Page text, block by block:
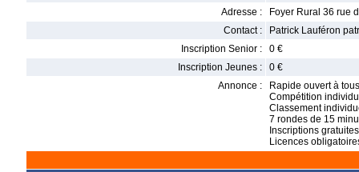
Adresse :
Foyer Rural 36 rue
Contact :
Patrick Lauféron
Inscription Senior :
0 €
Inscription Jeunes :
0 €
Annonce :
Rapide ouvert à
Compétition
Classement
7 rondes de 15
Inscriptions
Licences